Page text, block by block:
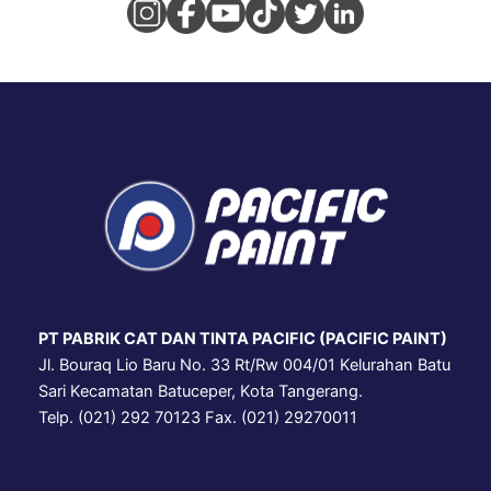
PT PABRIK CAT DAN TINTA PACIFIC (PACIFIC PAINT)
Jl. Bouraq Lio Baru No. 33 Rt/Rw 004/01 Kelurahan Batu
Sari Kecamatan Batuceper, Kota Tangerang.
Telp. (021) 292 70123 Fax. (021) 29270011